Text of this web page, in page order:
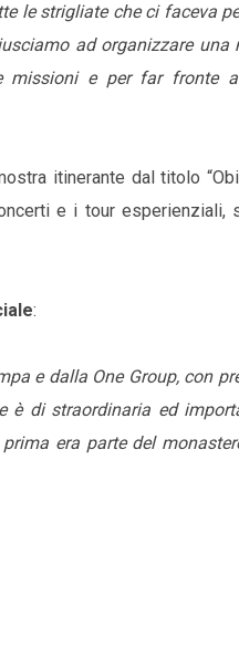
le strigliate che ci faceva
ad organizzare una
missioni e per far fronte
itinerante dal titolo
e i tour esperienziali,
:
e dalla One Group, con
è di straordinaria ed
prima era parte del